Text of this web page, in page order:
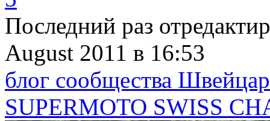
Последний раз
August 2011 в 16:53
блог сообщества
SUPERMOTO SWISS